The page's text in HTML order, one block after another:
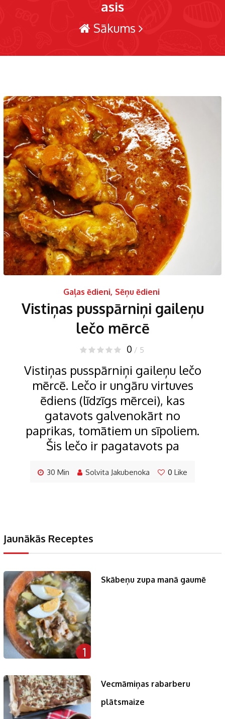
asis
Sākums
Gaļas ēdieni, Sēņu ēdieni
Vistiņas pusspārniņi gaileņu
lečo mērcē
0 / 5
Vistiņas pusspārniņi gaileņu lečo
mērcē. Lečo ir ungāru virtuves
ēdiens (līdzīgs mērcei), kas
gatavots galvenokārt no
paprikas, tomātiem un sīpoliem.
Šis lečo ir pagatavots pa
30 Min Solvita Jakubenoka 0 Like
Jaunākās Receptes
1
Skābeņu zupa manā gaumē
Vecmāmiņas rabarberu
plātsmaize